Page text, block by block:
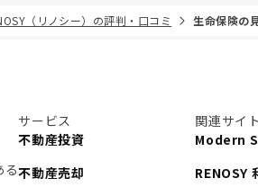
（リノシー）の評判・口コミ 生命保険の
る
サービス
不動産投資
不動産売却
関連サイト
Modern
RENOSY